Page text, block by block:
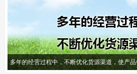
多年的经营过程中，不断优化货源渠道，使产品